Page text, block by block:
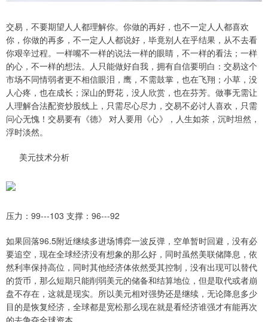
交易，不要期望人人都理解你。你做的再好，也不一定人人都喜欢
你，你做的再多，不一定人人都说好，毕竟别人在乎结果，从不去看
你艰辛过程。一样嘴不一样的说法一样的眼睛，不一样的看法；一样
的心，不一样的想法。人只能做好自我，拥有自信要明白：交易这个
市场不同情弱者更不相信眼泪，鹰，不需鼓掌，也在飞翔；小草，没
人心疼，也在成长；深山的野花，没人欣赏，也在芬芳。做事无需让
人理解合法配资炒股线上，只需尽心尽力，交易不必讨人喜欢，只需
问心无愧！交易要有《德》 对人要用《心》，人生如茶，沉时坦然，
浮时淡然。
美元技术分析
压力：99---103 支撑：96---92
如果回落96.5附近继续多进场博弈一波反弹，空单暂时回避，没有必
要追空，现在全球经济没有想象的那么好，同时虽然美联储降息，依
然利率保持高位，同时其他经济体依然受其控制，没有出现可以替代
的货币，那么短期只能削弱美元的储备和结算地位，但是取代或者崩
盘不存在，这就是现实。所以美元相对强势还是继续，无论降息多少
目的是恢复经济，全球都是宽松那么现在就是看经济谁强才有能再次